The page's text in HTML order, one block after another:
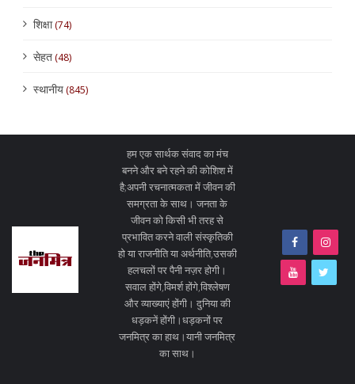
शिक्षा(74)
सेहत(48)
स्थानीय(845)
हम एक सार्थक संवाद का मंच
बनने और बने रहने की कोशिश में
है;अपनी रचनात्मकता में जीवन की
समग्रता के साथ। जनता के
जीवन को किसी भी तरह से
प्रभावित करने वाली संस्कृतिकी
हो या राजनीति या अर्थनीति,उसकी
हलचलों पर पैनी नज़र होगी।
सवाल होंगे,विमर्श होंगे,विश्लेषण
और व्याख्याएं होंगी। दुनिया की
धड़कनें होंगी।धड़कनों पर
जनमित्र का हाथ।यानी जनमित्र
का साथ।